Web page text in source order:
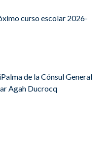
curso escolar 2026-
de la Cónsul General
Agah Ducrocq